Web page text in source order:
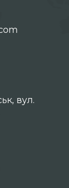
вул.